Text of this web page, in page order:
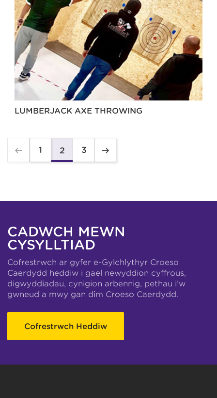
LUMBERJACK AXE THROWING
1 2 3
CADWCH MEWN
CYSYLLTIAD
Cofrestrwch ar gyfer e-Gylchlythyr Croeso
Caerdydd heddiw i gael newyddion cyffrous,
digwyddiadau, cynigion arbennig, pethau i’w
gwneud a mwy gan dîm Croeso Caerdydd.
Cofrestrwch Heddiw